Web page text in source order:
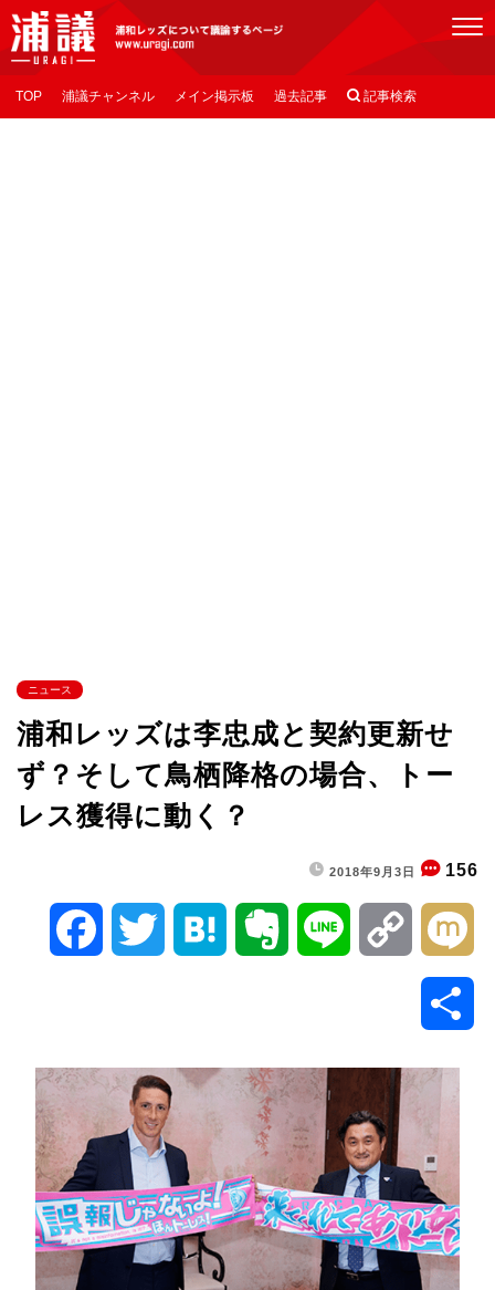
[浦議]浦和レッズについて議論するページ
TOP 浦議チャンネル メイン掲示板 過去記事  記事検索
ニュース
浦和レッズは李忠成と契約更新せ
ず？そして鳥栖降格の場合、トー
レス獲得に動く？
2018年9月3日 156
e
b
o
o
t
t
e
r
e
a
r
n
o
t
e
o
y
i
n